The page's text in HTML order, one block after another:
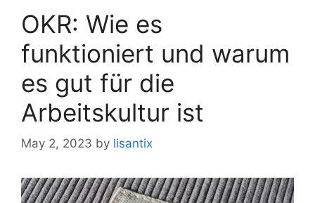
OKR: Wie es
funktioniert und warum
es gut für die
Arbeitskultur ist
May 2, 2023 by lisantix